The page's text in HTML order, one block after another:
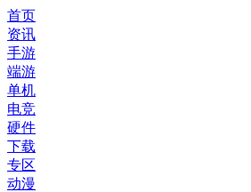
首页
资讯
手游
端游
单机
电竞
硬件
下载
专区
动漫